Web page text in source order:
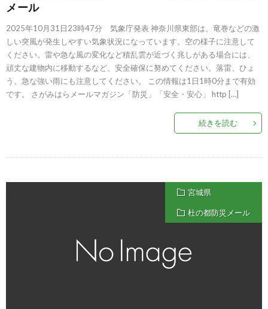
メール
2025年10月31日23時47分 気象庁発表 神奈川県東部は、竜巻などの激
しい突風が発生しやすい気象状況になっています。空の様子に注意して
ください。雷や急な風の変化など積乱雲が近づく兆しがある場合には、
頑丈な建物内に移動するなど、安全確保に努めてください。落雷、ひょ
う、急な強い雨にも注意してください。 この情報は1日1時0分まで有効
です。 さがみはらメールマガジン「防災」「安全・安心」 http […]
続きを読む
宮城県
杜の都防災メール